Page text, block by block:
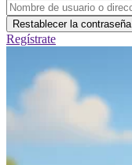
Restablecer la contraseña
Regístrate